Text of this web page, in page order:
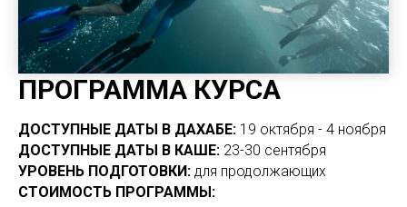
ПРОГРАММА КУРСА
ДОСТУПНЫЕ ДАТЫ В ДАХАБЕ: 19 октября - 4 ноября
ДОСТУПНЫЕ ДАТЫ В КАШЕ: 23-30 сентября
УРОВЕНЬ ПОДГОТОВКИ: для продолжающих
СТОИМОСТЬ ПРОГРАММЫ: